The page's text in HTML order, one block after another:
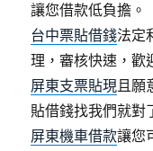
讓您借款低負擔。
台中票貼借錢法定
理，審核快速，歡
屏東支票貼現且願
貼借錢找我們就對
屏東機車借款讓您